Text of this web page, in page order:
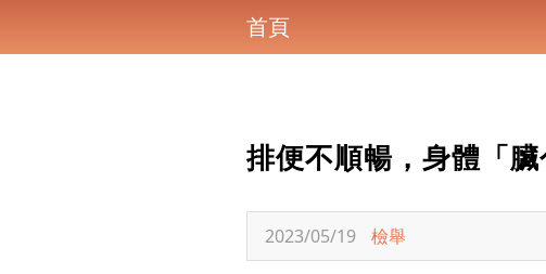
首頁
排便不順暢，身體「
2023/05/19 檢舉